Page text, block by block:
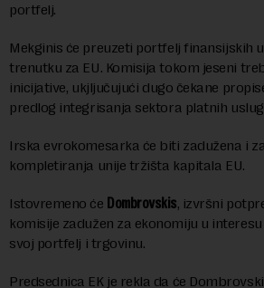
portfelj.
Mekginis će preuzeti portfelj finansijskih
trenutku za EU. Komisija tokom jeseni
inicijative, ukjljučujući dugo čekane
predlog integrisanja sektora platnih
Irska evrokomesarka će biti zadužena i
kompletiranja unije tržišta kapitala EU.
Istovremeno će Dombrovskis, izvršni
komisije zadužen za ekonomiju u
svoj portfelj i trgovinu.
Predsednica EK je rekla da će